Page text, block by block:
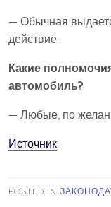
— Обычная
действие.
Какие
автомобиль?
— Любые, по
Источник
POSTED IN